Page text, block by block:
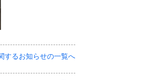
するお知らせの一覧へ